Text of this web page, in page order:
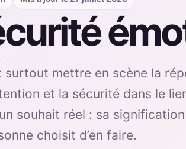
mettre en scène la
et la sécurité dans le
souhait réel : sa
choisit d’en faire.